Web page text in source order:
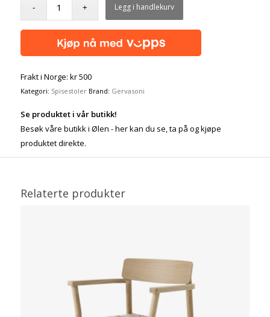
Legg i handlekurv
Frakt i Norge: kr 500
Kategori: Spisestoler Brand: Gervasoni
Se produktet i vår butikk!
Besøk våre butikk i Ølen - her kan du se, ta på og kjøpe
produktet direkte.
Relaterte produkter